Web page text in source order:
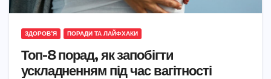
ЗДОРОВ'Я ПОРАДИ ТА ЛАЙФХАКИ
Топ-8 порад, як запобігти
ускладненням під час вагітності